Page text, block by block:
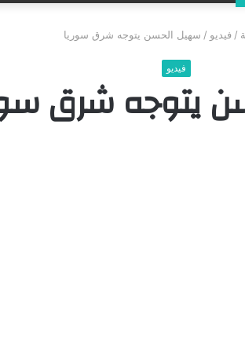
/ فيديو / سهيل الحسن يتوجه شرق سوريا
فيديو
يتوجه شرق